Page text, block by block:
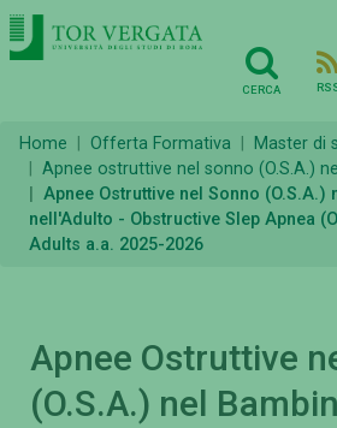
CERCA
Home Offerta Formativa
Master di
Apnee ostruttive nel sonno (O.S.A.)
Apnee Ostruttive nel Sonno (O.S.A.)
nell'Adulto - Obstructive Slep Apnea
Adults a.a. 2025-2026
Apnee Ostruttive
(O.S.A.) nel